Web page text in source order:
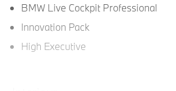
BMW Live Cockpit Professional
Innovation Pack
High Executive